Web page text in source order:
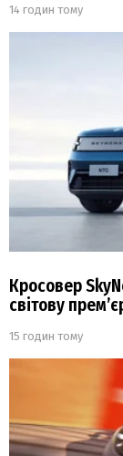
14 годин тому
Кросовер
світову
15 годин тому